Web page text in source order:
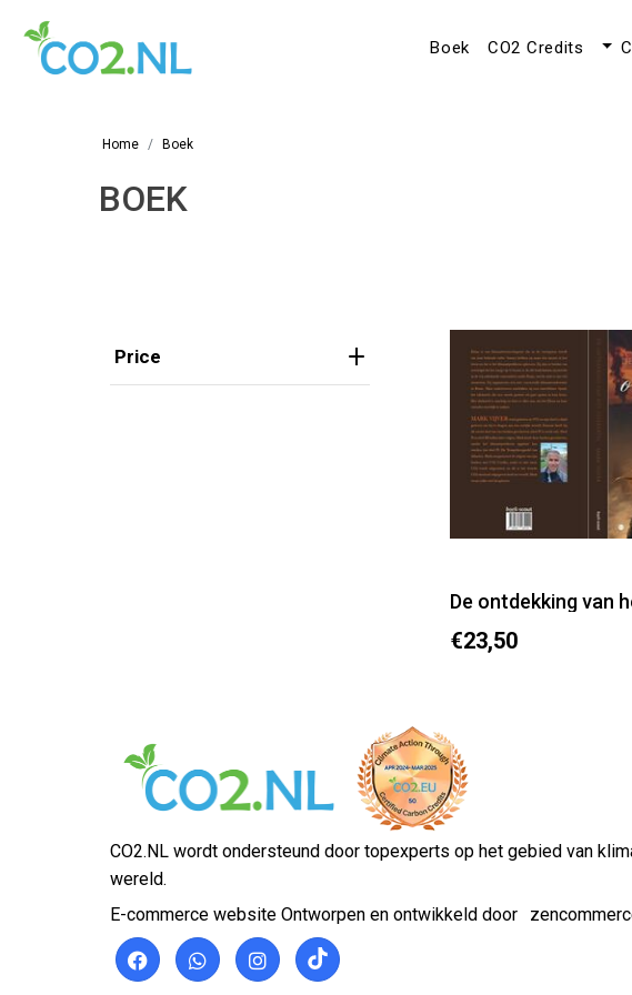
Boek CO2 Credits
Home Boek
BOEK
Price
De ontdekking van
€23,50
CO2.NL wordt ondersteund door topexperts op het gebied van
wereld.
E-commerce website Ontworpen en ontwikkeld door